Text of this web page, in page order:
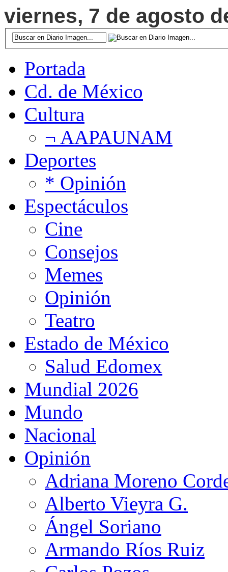
viernes, 7 de agosto
Portada
Cd. de México
Cultura
¬ AAPAUNAM
Deportes
* Opinión
Espectáculos
Cine
Consejos
Memes
Opinión
Teatro
Estado de México
Salud Edomex
Mundial 2026
Mundo
Nacional
Opinión
Adriana Moreno
Alberto Vieyra G.
Ángel Soriano
Armando Ríos Ruiz